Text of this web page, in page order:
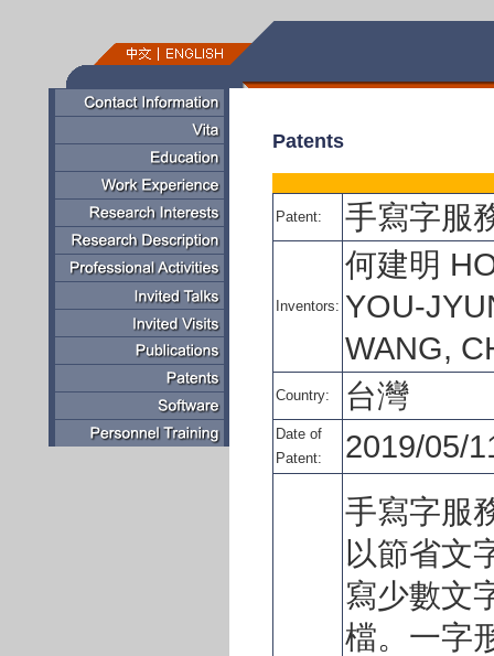
Patents
Patent: 手寫字服
Inventors:
何建明
YOU-
WANG,
Country: 台灣
Date of
Patent:
2019/05/
手寫字服
以節省文
寫少數文
檔。一字